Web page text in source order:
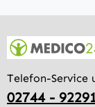
Telefon-Service
02744 -